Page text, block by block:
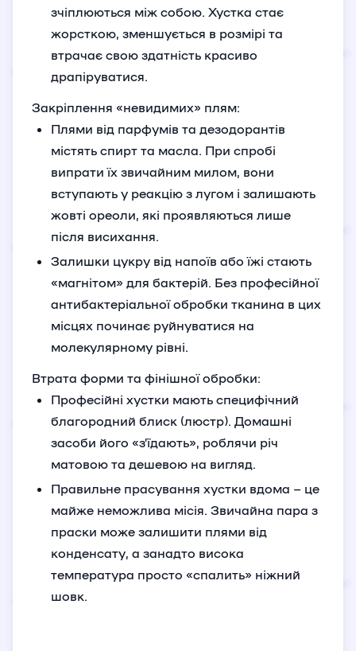
зчіплюються між собою. Хустка стає
жорсткою, зменшується в розмірі та
втрачає свою здатність красиво
драпіруватися.
Закріплення «невидимих» плям:
Плями від парфумів та дезодорантів
містять спирт та масла. При спробі
випрати їх звичайним милом, вони
вступають у реакцію з лугом і залишають
жовті ореоли, які проявляються лише
після висихання.
Залишки цукру від напоїв або їжі стають
«магнітом» для бактерій. Без професійної
антибактеріальної обробки тканина в цих
місцях починає руйнуватися на
молекулярному рівні.
Втрата форми та фінішної обробки:
Професійні хустки мають специфічний
благородний блиск (люстр). Домашні
засоби його «з’їдають», роблячи річ
матовою та дешевою на вигляд.
Правильне прасування хустки вдома – це
майже неможлива місія. Звичайна пара з
праски може залишити плями від
конденсату, а занадто висока
температура просто «спалить» ніжний
шовк.